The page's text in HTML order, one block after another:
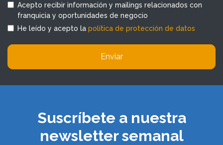
Acepto recibir información y mailings relacionados con
franquicia y oportunidades de negocio
He leído y acepto la política de protección de datos
Enviar
Suscríbete a nuestra
newsletter semanal